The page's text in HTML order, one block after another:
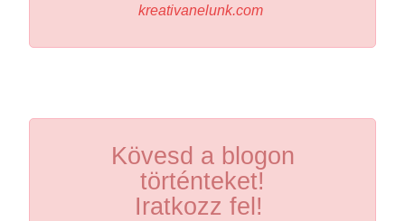
kreativanelunk.com
Kövesd a blogon
történteket!
Iratkozz fel!